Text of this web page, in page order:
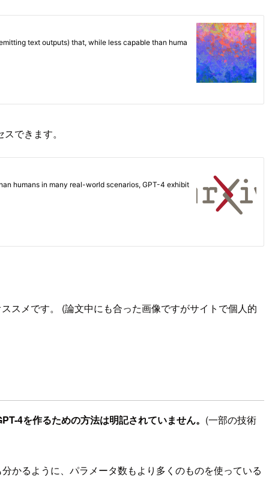
できます。
スメです。 (論文中にも合った画像ですがサイトで個人的
4を作るための方法は明記されていません。 (一部の技術
かるように、パラメータ数もより多くのものを使っている